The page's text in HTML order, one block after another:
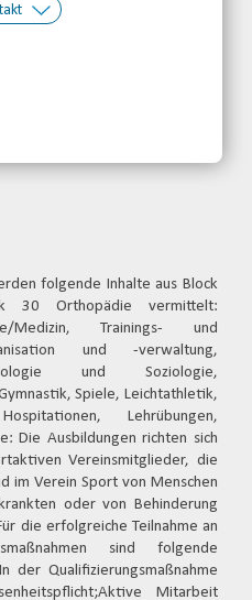
folgende Inhalte aus Block
30 Orthopädie vermittelt:
Medizin, Trainings- und
und -verwaltung,
und Soziologie,
Spiele, Leichtathletik,
Lehrübungen,
Die Ausbildungen richten sich
Vereinsmitglieder, die
im Verein Sport von Menschen
oder von Behinderung
die erfolgreiche Teilnahme an
sind folgende
der Qualifizierungsmaßnahme
Mitarbeit